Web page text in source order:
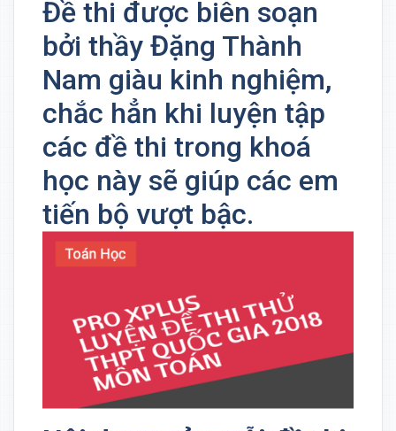
Đề thi được biên soạn
bởi thầy Đặng Thành
Nam giàu kinh nghiệm,
chắc hẳn khi luyện tập
các đề thi trong khoá
học này sẽ giúp các em
tiến bộ vượt bậc.